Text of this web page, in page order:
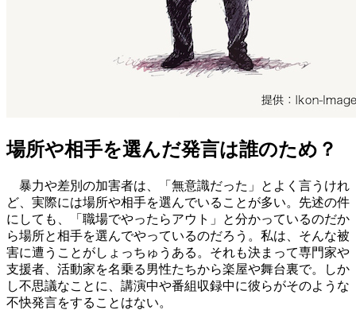
場所や相手を選んだ発言は誰のため？
暴力や差別の加害者は、「無意識だった」とよく言うけれ
ど、実際には場所や相手を選んでいることが多い。先述の件
にしても、「職場でやったらアウト」と分かっているのだか
ら場所と相手を選んでやっているのだろう。‬私は、そんな被
害に遭うことがしょっちゅうある。それも決まって専門家や
支援者、活動家を名乗る男性たちから楽屋や舞台裏で。しか
し不思議なことに、講演中や番組収録中に彼らがそのような
不快発言をすることはない。